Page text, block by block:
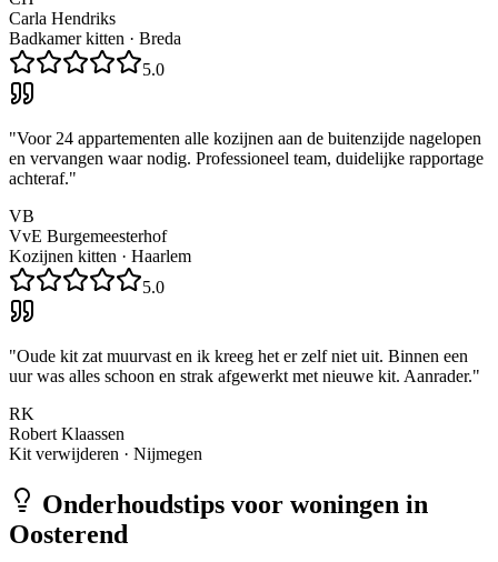
Carla Hendriks
Badkamer kitten · Breda
5.0
"Voor 24 appartementen alle kozijnen aan de buitenzijde nagelopen
en vervangen waar nodig. Professioneel team, duidelijke rapportage
achteraf."
VB
VvE Burgemeesterhof
Kozijnen kitten · Haarlem
5.0
"Oude kit zat muurvast en ik kreeg het er zelf niet uit. Binnen een
uur was alles schoon en strak afgewerkt met nieuwe kit. Aanrader."
RK
Robert Klaassen
Kit verwijderen · Nijmegen
Onderhoudstips voor woningen in
Oosterend